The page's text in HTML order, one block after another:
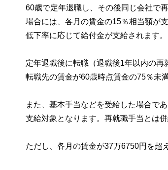
60歳で定年退職し、その後同じ会社で
場合には、各月の賃金の15％相当額が
低下率に応じて給付金が支給されます。
定年退職後に転職（退職後1年以内の再
転職先の賃金が60歳時点賃金の75％未
また、基本手当などを受給した場合で
支給対象となります。再就職手当とは併
ただし、各月の賃金が37万6750円を超